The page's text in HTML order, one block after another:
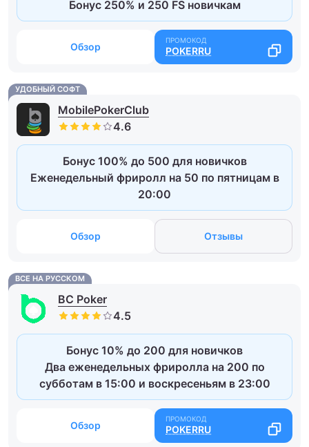
Бонус 250% и 250 FS новичкам
Обзор POKERRU
УДОБНЫЙ СОФТ
MobilePokerClub
Бонус 100% до 500 для новичков
Еженедельный фриролл на 50 по пятницам в
20:00
Обзор Отзывы
ВСЕ НА РУССКОМ
BC Poker
Бонус 10% до 200 для новичков
Два еженедельных фриролла на 200 по
субботам в 15:00 и воскресеньям в 23:00
Обзор POKERRU